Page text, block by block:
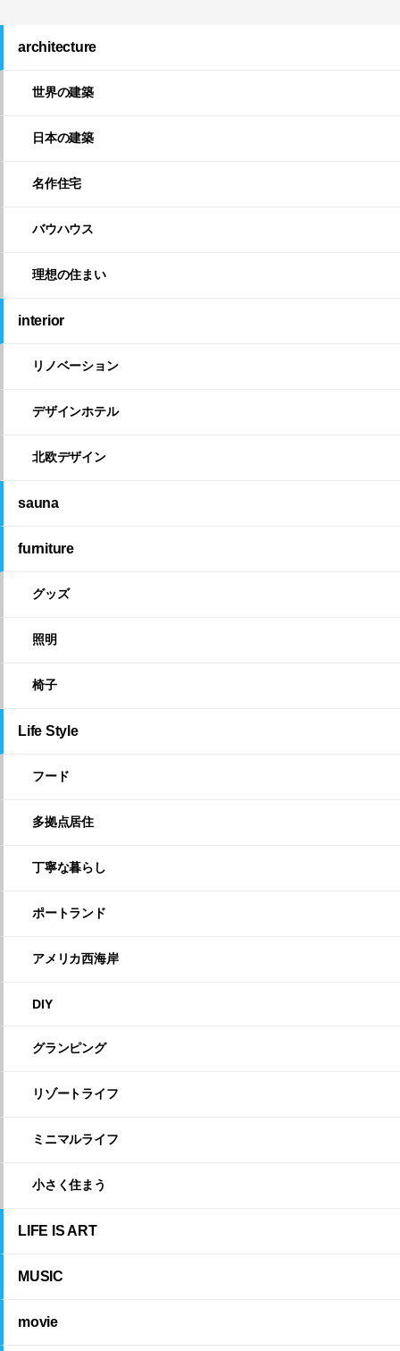
architecture
世界の建築
日本の建築
名作住宅
バウハウス
理想の住まい
interior
リノベーション
デザインホテル
北欧デザイン
sauna
furniture
グッズ
照明
椅子
Life Style
フード
多拠点居住
丁寧な暮らし
ポートランド
アメリカ西海岸
DIY
グランピング
リゾートライフ
ミニマルライフ
小さく住まう
LIFE IS ART
MUSIC
movie